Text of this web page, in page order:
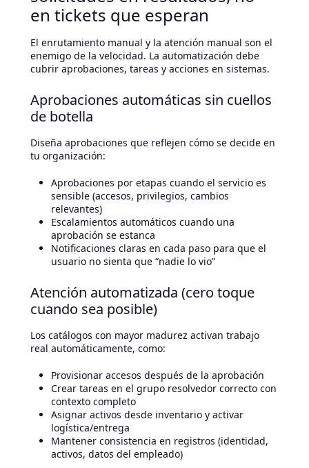
en tickets que esperan
El enrutamiento manual y la atención manual son el
enemigo de la velocidad. La automatización debe
cubrir aprobaciones, tareas y acciones en sistemas.
Aprobaciones automáticas sin cuellos
de botella
Diseña aprobaciones que reflejen cómo se decide en
tu organización:
Aprobaciones por etapas cuando el servicio es
sensible (accesos, privilegios, cambios
relevantes)
Escalamientos automáticos cuando una
aprobación se estanca
Notificaciones claras en cada paso para que el
usuario no sienta que “nadie lo vio”
Atención automatizada (cero toque
cuando sea posible)
Los catálogos con mayor madurez activan trabajo
real automáticamente, como:
Provisionar accesos después de la aprobación
Crear tareas en el grupo resolvedor correcto con
contexto completo
Asignar activos desde inventario y activar
logística/entrega
Mantener consistencia en registros (identidad,
activos, datos del empleado)